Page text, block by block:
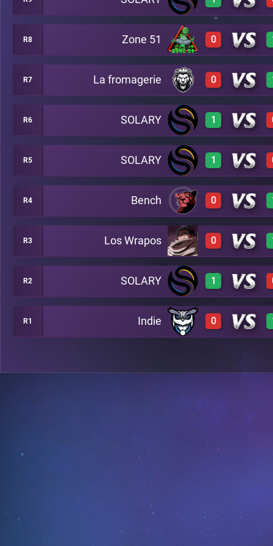
0 A12
3 A15
R8 Zone 51 0
0 A3
R7 La fromagerie 0
0 A10
R6 SOLARY 1
3 A5
R5 SOLARY 1
3 A2
R4 Bench 0
0 A8
R3 Los Wrapos 0
0 A7
R2 SOLARY 1
3 A13
R1 Indie 0